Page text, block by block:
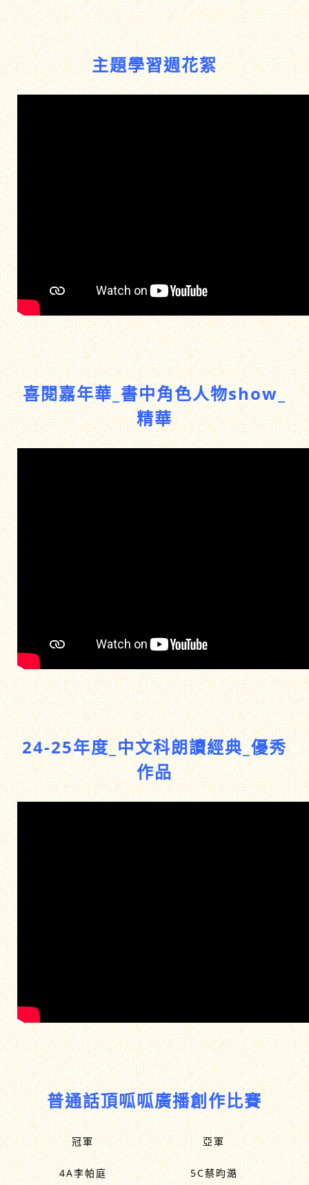
主題學習週花絮
喜閱嘉年華_書中角色人物show_
精華
24-25年度_中文科朗讀經典_優秀
作品
普通話頂呱呱廣播創作比賽
冠軍
4A李帕庭
亞軍
5C蔡昀澔